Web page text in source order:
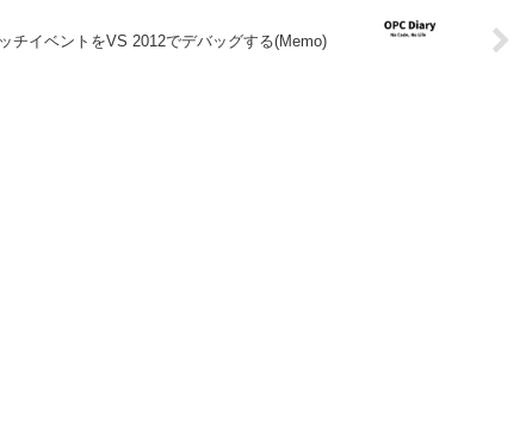
チイベントをVS 2012でデバッグする(Memo)